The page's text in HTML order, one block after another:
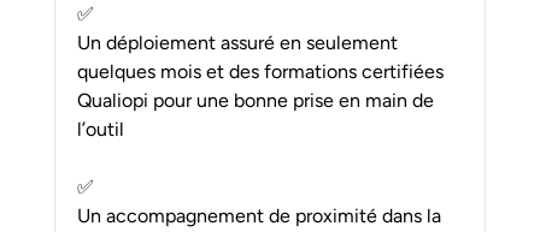
✅
Un déploiement assuré en seulement
quelques mois et des formations certifiées
Qualiopi pour une bonne prise en main de
l’outil
✅
Un accompagnement de proximité dans la